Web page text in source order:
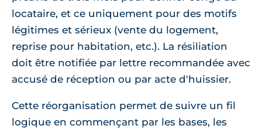
locataire, et ce uniquement pour des motifs
légitimes et sérieux (vente du logement,
reprise pour habitation, etc.). La résiliation
doit être notifiée par lettre recommandée avec
accusé de réception ou par acte d'huissier.
Cette réorganisation permet de suivre un fil
logique en commençant par les bases, les